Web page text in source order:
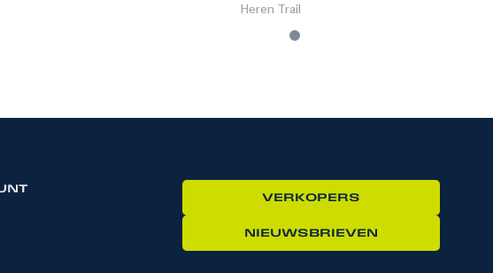
Heren Trail
VERKOPERS
NIEUWSBRIEVEN